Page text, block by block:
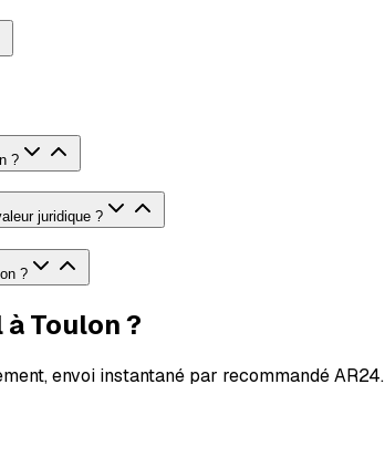
?
juridique ?
?
Toulon ?
envoi instantané par recommandé AR24.